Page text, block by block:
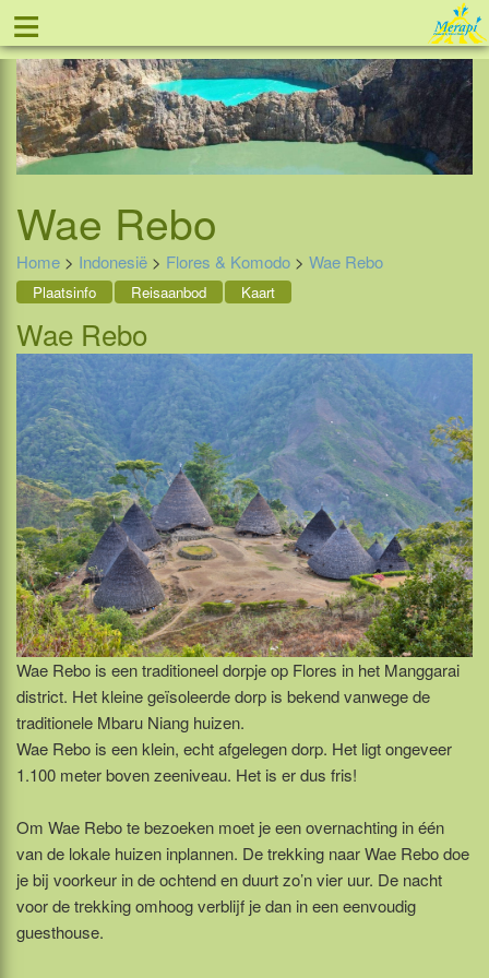
≡ Tel: 088 - 81 11 999
Wae Rebo
Home > Indonesië > Flores & Komodo > Wae Rebo
Plaatsinfo Reisaanbod Kaart
Wae Rebo
Wae Rebo is een traditioneel dorpje op Flores in het Manggarai
district. Het kleine geïsoleerde dorp is bekend vanwege de
traditionele Mbaru Niang huizen.
Wae Rebo is een klein, echt afgelegen dorp. Het ligt ongeveer
1.100 meter boven zeeniveau. Het is er dus fris!
Om Wae Rebo te bezoeken moet je een overnachting in één
van de lokale huizen inplannen. De trekking naar Wae Rebo doe
je bij voorkeur in de ochtend en duurt zo’n vier uur. De nacht
voor de trekking omhoog verblijf je dan in een eenvoudig
guesthouse.